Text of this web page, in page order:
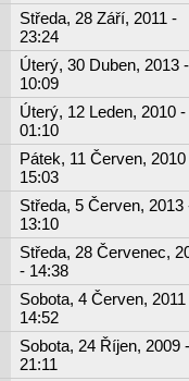
Středa, 28 Září, 2011 -
23:24
Úterý, 30 Duben, 2013 -
10:09
Úterý, 12 Leden, 2010 -
01:10
Pátek, 11 Červen, 2010
15:03
Středa, 5 Červen, 2013
13:10
Středa, 28 Červenec,
- 14:38
Sobota, 4 Červen, 2011
14:52
Sobota, 24 Říjen, 2009 -
21:11